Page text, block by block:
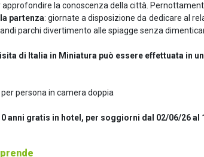
approfondire la conoscenza della città.
partenza: giornate a disposizione da dedicare al
parchi divertimento alle spiagge senza
di Italia in Miniatura può essere effettuata in
persona in camera doppia
anni gratis in hotel, per soggiorni dal 02/06/26 al